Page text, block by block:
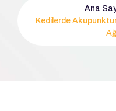
Ana
Kedilerde